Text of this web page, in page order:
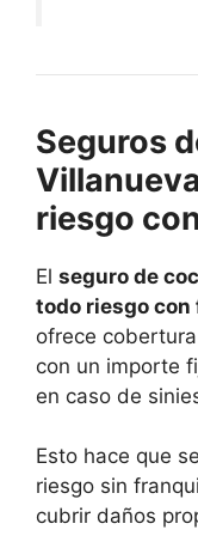
Seguros
riesgo
El seguro de
todo riesgo
ofrece
con un importe
en caso de
Esto hace que
riesgo sin
cubrir daños